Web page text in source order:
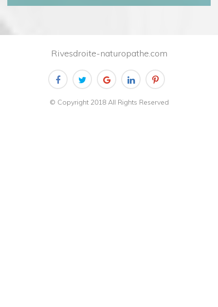
Rivesdroite-naturopathe.com
© Copyright 2018 All Rights Reserved